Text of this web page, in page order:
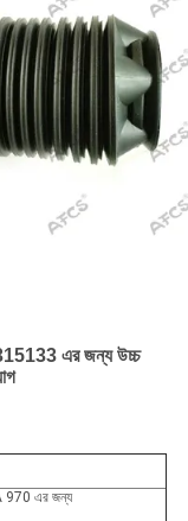
এর জন্য উচ্চ
970 এর জন্য